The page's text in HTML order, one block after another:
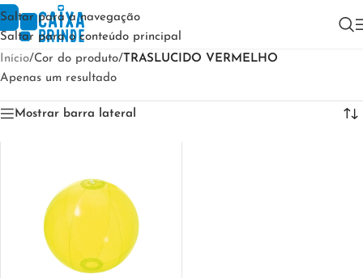
Saltar para a navegação
Saltar para o conteúdo principal
Início/Cor do produto/ TRASLUCIDO VERMELHO
Apenas um resultado
Mostrar barra lateral